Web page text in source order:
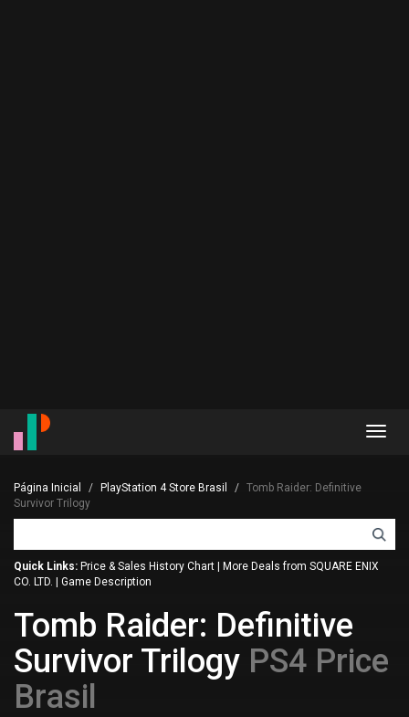
Página Inicial PlayStation 4 Store Brasil
Tomb Raider: Definitive
Survivor Trilogy
Quick Links: Price & Sales History Chart
More Deals from SQUARE ENIX
CO. LTD.
Game Description
Tomb Raider: Definitive
Survivor Trilogy PS4 Price
Brasil